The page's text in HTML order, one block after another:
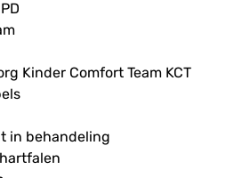
Kinder Comfort Team KCT
in behandeling